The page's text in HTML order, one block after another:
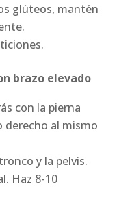
glúteos, mantén
brazo elevado
con la pierna
derecho al mismo
y la pelvis.
Haz 8-10